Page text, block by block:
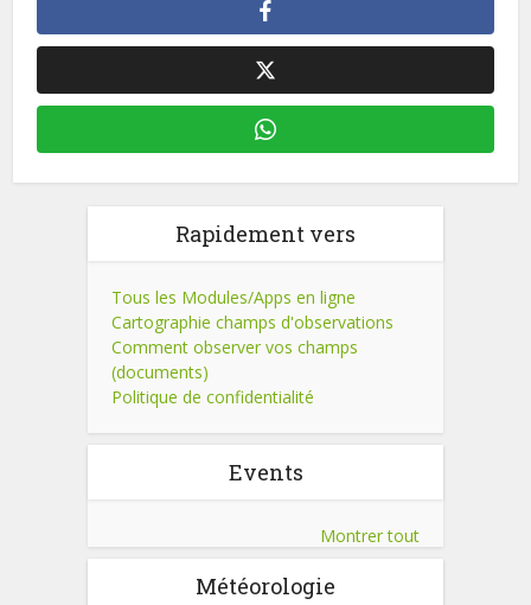
Rapidement vers
Tous les Modules/Apps en ligne
Cartographie champs d'observations
Comment observer vos champs
(documents)
Politique de confidentialité
Events
Montrer tout
Météorologie